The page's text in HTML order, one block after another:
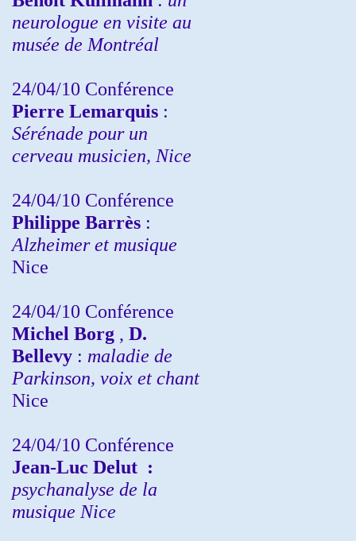
neurologue en visite au
musée de Montréal
24/04/10 Conférence
Pierre Lemarquis :
Sérénade pour un
cerveau musicien, Nice
24/04/10 Conférence
Philippe Barrès :
Alzheimer et musique
Nice
24/04/10 Conférence
Michel Borg , D.
Bellevy : maladie de
Parkinson, voix et chant
Nice
24/04/10 Conférence
Jean-Luc Delut :
psychanalyse de la
musique Nice